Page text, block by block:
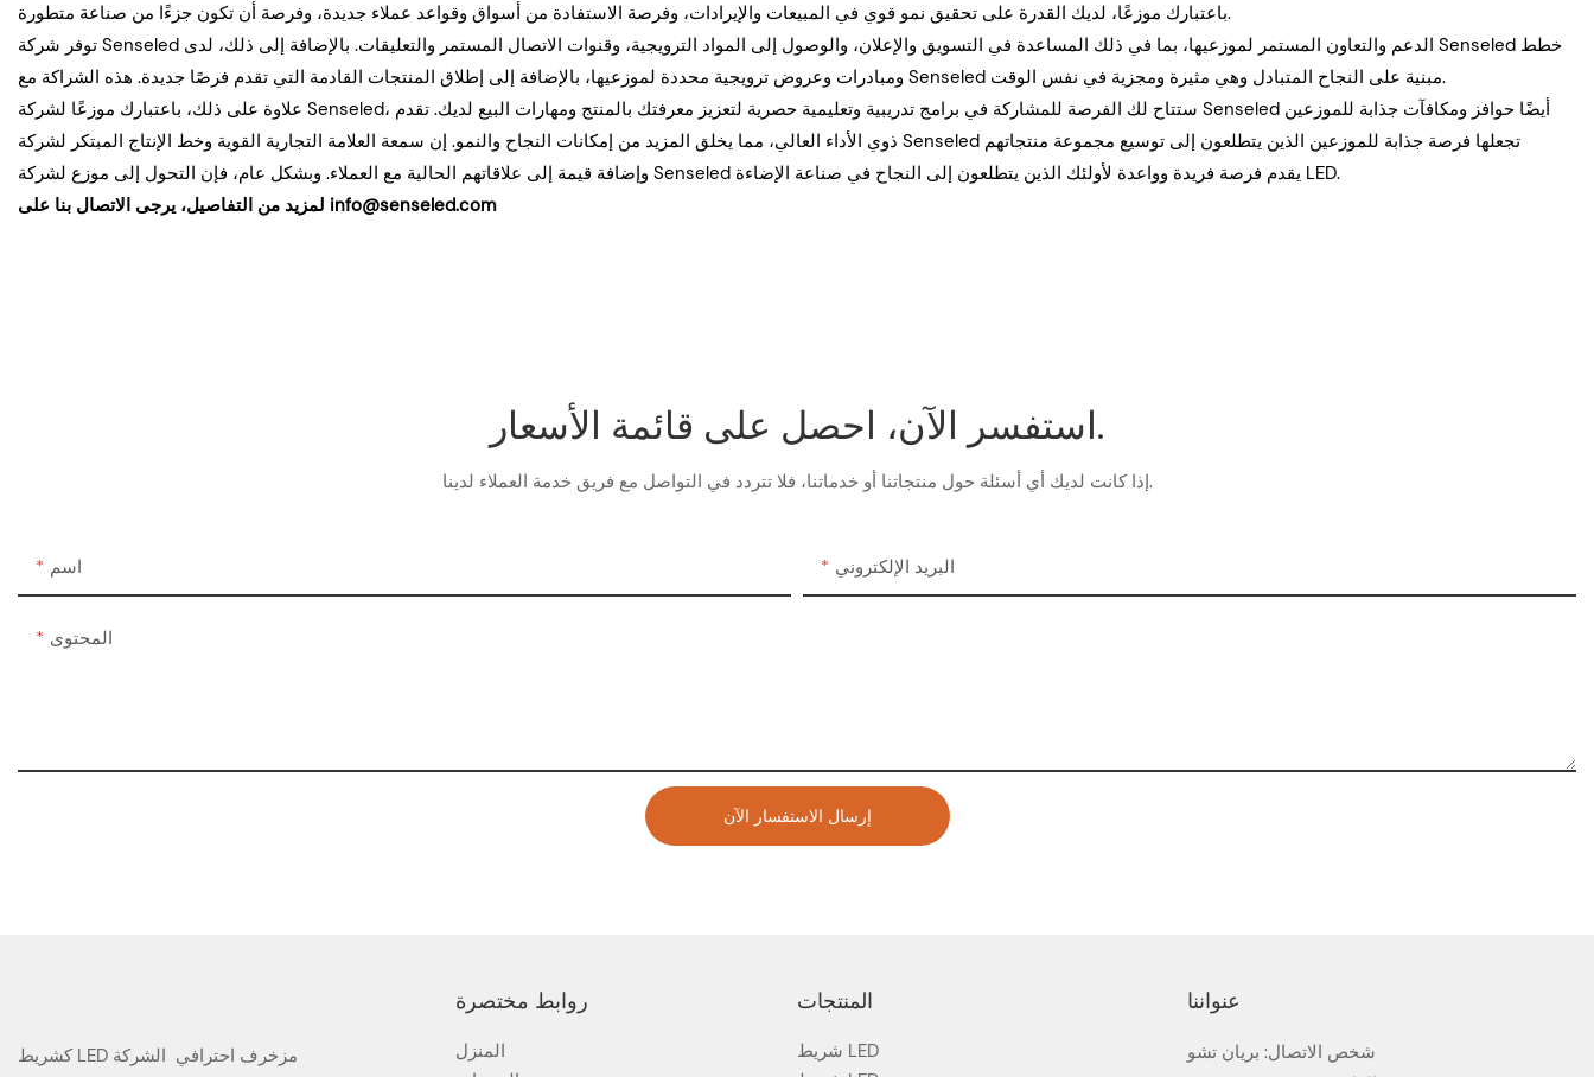
باعتبارك موزعًا، لديك القدرة على تحقيق نمو قوي في المبيعات والإيرادات، وفرصة الاستفادة من أسواق وقواعد عملاء جديدة، وفرصة أن تكون جزءًا من صناعة متطورة.
توفر شركة Senseled الدعم والتعاون المستمر لموزعيها، بما في ذلك المساعدة في التسويق والإعلان، والوصول إلى المواد الترويجية، وقنوات الاتصال المستمر والتعليقات. بالإضافة إلى ذلك، لدى Senseled خطط
ومبادرات وعروض ترويجية محددة لموزعيها، بالإضافة إلى إطلاق المنتجات القادمة التي تقدم فرصًا جديدة. هذه الشراكة مع Senseled مبنية على النجاح المتبادل وهي مثيرة ومجزية في نفس الوقت.
علاوة على ذلك، باعتبارك موزعًا لشركة Senseled، ستتاح لك الفرصة للمشاركة في برامج تدريبية وتعليمية حصرية لتعزيز معرفتك بالمنتج ومهارات البيع لديك. تقدم Senseled أيضًا حوافز ومكافآت جذابة للموزعين
ذوي الأداء العالي، مما يخلق المزيد من إمكانات النجاح والنمو. إن سمعة العلامة التجارية القوية وخط الإنتاج المبتكر لشركة Senseled تجعلها فرصة جذابة للموزعين الذين يتطلعون إلى توسيع مجموعة منتجاتهم
وإضافة قيمة إلى علاقاتهم الحالية مع العملاء. وبشكل عام، فإن التحول إلى موزع لشركة Senseled يقدم فرصة فريدة وواعدة لأولئك الذين يتطلعون إلى النجاح في صناعة الإضاءة LED.
لمزيد من التفاصيل، يرجى الاتصال بنا على info@senseled.com
استفسر الآن، احصل على قائمة الأسعار.
إذا كانت لديك أي أسئلة حول منتجاتنا أو خدماتنا، فلا تتردد في التواصل مع فريق خدمة العملاء لدينا.
اسم البريد الإلكتروني
المحتوى
إرسال الاستفسار الآن
كشريط LED مزخرف احترافي الشركة
روابط مختصرة
المنزل
المنتجات
شريط LED
عنواننا
شخص الاتصال: بريان تشو